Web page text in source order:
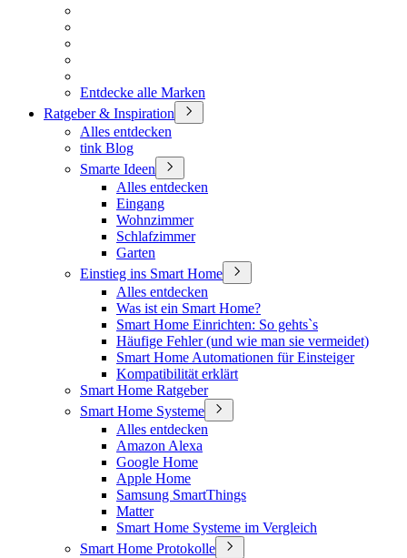
Entdecke alle Marken
Ratgeber & Inspiration
Alles entdecken
tink Blog
Smarte Ideen
Alles entdecken
Eingang
Wohnzimmer
Schlafzimmer
Garten
Einstieg ins Smart Home
Alles entdecken
Was ist ein Smart Home?
Smart Home Einrichten: So gehts`s
Häufige Fehler (und wie man sie vermeidet)
Smart Home Automationen für Einsteiger
Kompatibilität erklärt
Smart Home Ratgeber
Smart Home Systeme
Alles entdecken
Amazon Alexa
Google Home
Apple Home
Samsung SmartThings
Matter
Smart Home Systeme im Vergleich
Smart Home Protokolle